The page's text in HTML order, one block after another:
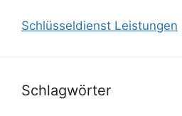
Schlüsseldienst Leistungen
Schlagwörter